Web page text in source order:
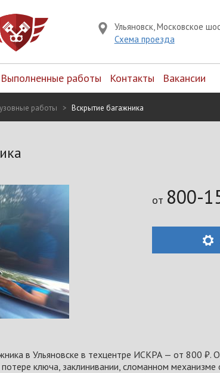
Ульяновск, Московское
Схема проезда
Выполненные работы Контакты Вакансии
работы Вскрытие багажника
от 800-
в Ульяновске в техцентре ИСКРА — от 800 ₽.
ключа, заклинивании, сломанном механизме